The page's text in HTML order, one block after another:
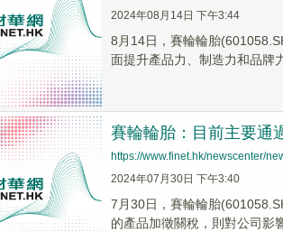
2024年08月14日 下午3:44
8月14日，賽輪輪胎
面提升產品力、制造力和品牌
賽輪輪胎：目前主要通
https://www.finet.hk/newscenter/
2024年07月30日 下午3:40
7月30日，賽輪輪胎
的產品加徵關稅，則對公司影